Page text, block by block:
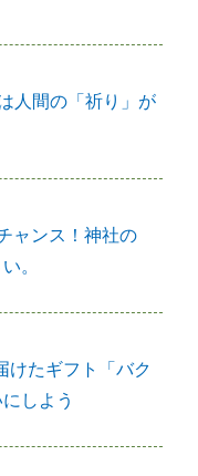
人間の「祈り」が
ャンス！神社の
。
けたギフト「バク
しよう